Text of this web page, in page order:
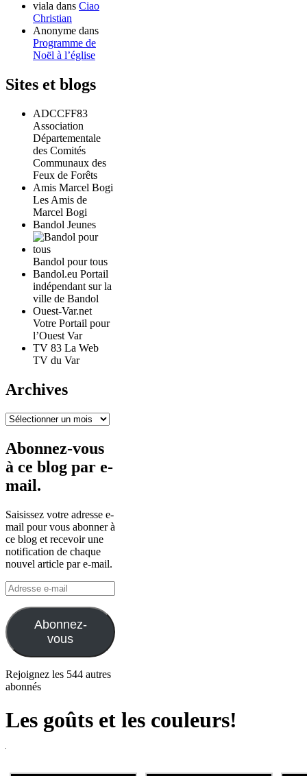
viala dans Ciao
Christian
Anonyme dans
Programme de
Noël à l’église
Sites et blogs
ADCCFF83
Association
Départementale
des Comités
Communaux des
Feux de Forêts
Amis Marcel Bogi
Les Amis de
Marcel Bogi
Bandol Jeunes
Bandol pour tous
Bandol.eu Portail
indépendant sur la
ville de Bandol
Ouest-Var.net
Votre Portail pour
l’Ouest Var
TV 83 La Web
TV du Var
Archives
Archives
Abonnez-vous
à ce blog par e-
mail.
Saisissez votre adresse e-
mail pour vous abonner à
ce blog et recevoir une
notification de chaque
nouvel article par e-mail.
Adresse
e-
mail
Abonnez-
vous
Rejoignez les 544 autres
abonnés
Les goûts et les couleurs!